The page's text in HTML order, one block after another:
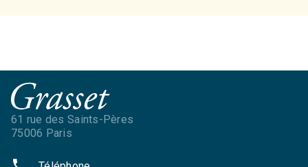
61 rue des Saints-Pères
75006 Paris